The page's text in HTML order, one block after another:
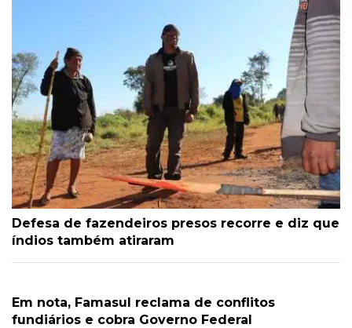
Defesa de fazendeiros presos recorre e diz que
índios também atiraram
Em nota, Famasul reclama de conflitos
fundiários e cobra Governo Federal